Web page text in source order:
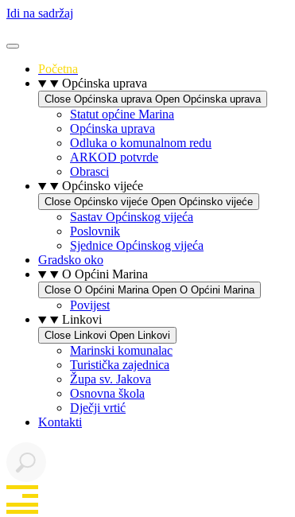
Idi na sadržaj
Početna
Općinska uprava
Close Općinska uprava Open Općinska uprava
Statut općine Marina
Općinska uprava
Odluka o komunalnom redu
ARKOD potvrde
Obrasci
Općinsko vijeće
Close Općinsko vijeće Open Općinsko vijeće
Sastav Općinskog vijeća
Poslovnik
Sjednice Općinskog vijeća
Gradsko oko
O Općini Marina
Close O Općini Marina Open O Općini Marina
Povijest
Linkovi
Close Linkovi Open Linkovi
Marinski komunalac
Turistička zajednica
Župa sv. Jakova
Osnovna škola
Dječji vrtić
Kontakti